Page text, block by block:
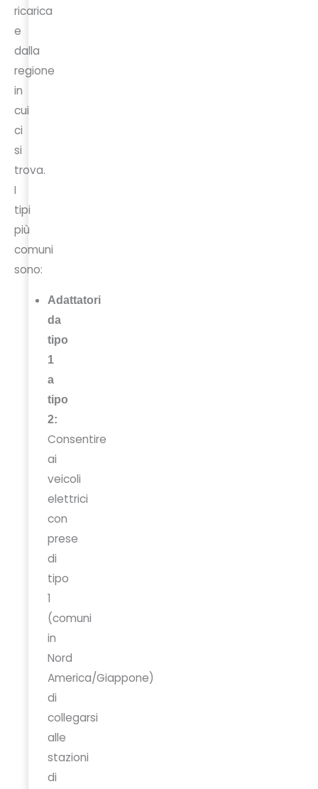
ricarica
e
dalla
regione
in
cui
ci
si
trova.
I
tipi
più
comuni
sono:
Adattatori
da
tipo
1
a
tipo
2:
Consentire
ai
veicoli
elettrici
con
prese
di
tipo
1
(comuni
in
Nord
America/Giappone)
di
collegarsi
alle
stazioni
di